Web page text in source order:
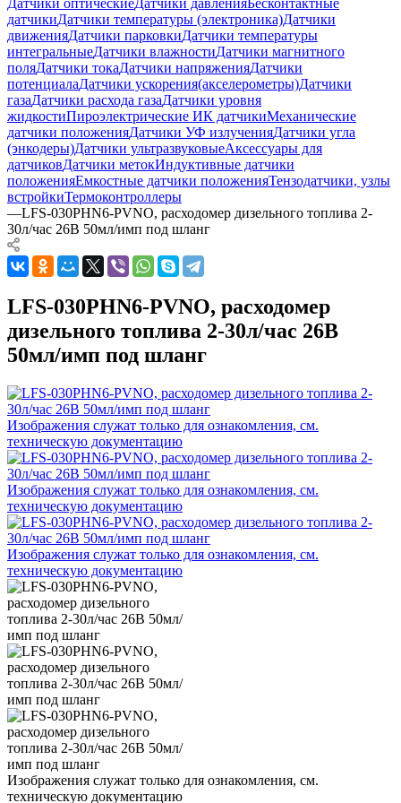
Датчики оптическиеДатчики давленияБесконтактные
датчикиДатчики температуры (электроника)Датчики
движенияДатчики парковкиДатчики температуры
интегральныеДатчики влажностиДатчики магнитного
поляДатчики токаДатчики напряженияДатчики
потенциалаДатчики ускорения(акселерометры)Датчики
газаДатчики расхода газаДатчики уровня
жидкостиПироэлектрические ИК датчикиМеханические
датчики положенияДатчики УФ излученияДатчики угла
(энкодеры)Датчики ультразвуковыеАксессуары для
датчиковДатчики метокИндуктивные датчики
положенияЕмкостные датчики положенияТензодатчики, узлы
встройкиТермоконтроллеры
—LFS-030PHN6-PVNO, расходомер дизельного топлива 2-
30л/час 26В 50мл/имп под шланг
LFS-030PHN6-PVNO, расходомер
дизельного топлива 2-30л/час 26В
50мл/имп под шланг
Изображения служат только для ознакомления, см.
техническую документацию
Изображения служат только для ознакомления, см.
техническую документацию
Изображения служат только для ознакомления, см.
техническую документацию
Изображения служат только для ознакомления, см.
техническую документацию